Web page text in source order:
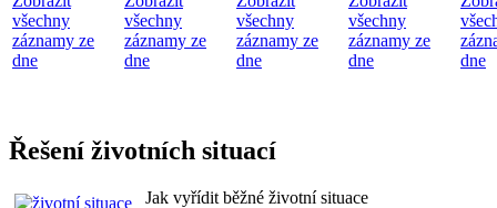
všechny
záznamy ze
dne
všechny
záznamy ze
dne
všechny
záznamy ze
dne
všechny
záznamy ze
dne
dne
Řešení životních situací
Jak vyřídit běžné životní situace